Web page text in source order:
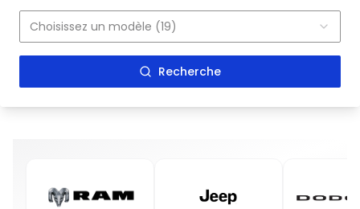
Choisissez un modèle (19)
Recherche